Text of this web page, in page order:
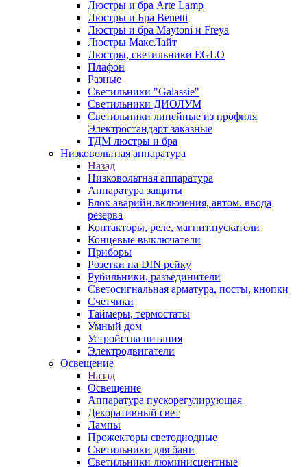
Люстры и бра Arte Lamp
Люстры и Бра Benetti
Люстры и бра Maytoni и Freya
Люстры МаксЛайт
Люстры, светильники EGLO
Плафон
Разные
Светильники "Galassie"
Светильники ДИОЛУМ
Светильники линейные из профиля
Электростандарт заказные
ТДМ люстры и бра
Низковольтная аппаратура
Назад
Низковольтная аппаратура
Аппаратура защиты
Блок аварийн.включения, автом. ввода
резерва
Контакторы, реле, магнит.пускатели
Концевые выключатели
Приборы
Розетки на DIN рейку
Рубильники, разъединители
Светосигнальная арматура, посты, кнопки
Счетчики
Таймеры, термостаты
Умный дом
Устройства питания
Электродвигатели
Освещение
Назад
Освещение
Аппаратура пускорегулирующая
Декоративный свет
Лампы
Прожекторы светодиодные
Светильники для бани
Светильники люминисцентные